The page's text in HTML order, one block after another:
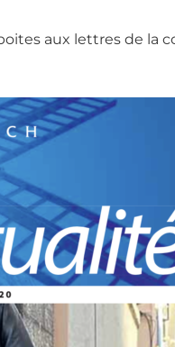
aux lettres de